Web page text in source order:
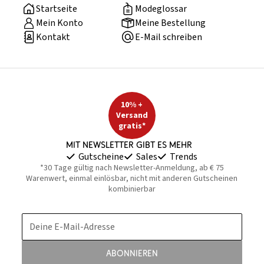
Startseite
Modeglossar
Mein Konto
Meine Bestellung
Kontakt
E-Mail schreiben
10% +
Versand
gratis*
Mit Newsletter gibt es mehr
Gutscheine Sales Trends
*30 Tage gültig nach Newsletter-Anmeldung, ab € 75
Warenwert, einmal einlösbar, nicht mit anderen Gutscheinen
kombinierbar
Deine E-Mail-Adresse
Abonnieren